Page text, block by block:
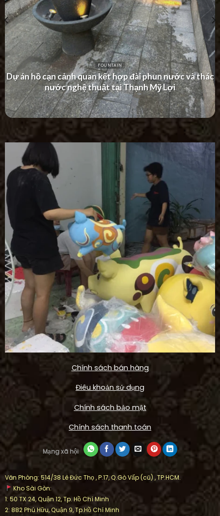
FOUNTAIN
Dự án thác nước tường hiện đại tại Khu Dân Cư Hà Đô
Villa
Chính sách bán hàng
Điêu khoản sử dụng
Chính sách bảo mật
Chính sách thanh toán
Mạng xã hội
Văn Phòng: 514/38 Lê Đức Thọ , P.17, Q.Gò Vấp (cũ) , TP.HCM.
Kho Sài Gòn:
1: 50 TX 24, Quận 12, Tp. Hồ Chí Minh
2: 882 Phú Hữu, Quận 9, Tp.Hồ Chí Minh